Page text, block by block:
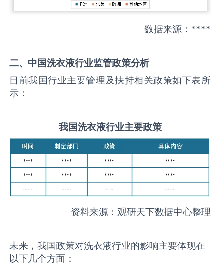
数据来源：****
二、中国洗衣液行业监管政策分析
目前我国行业主要管理及扶持相关政策如下表所
示：
我国洗衣液行业主要政策
资料来源：观研天下数据中心整理
未来，我国政策对洗衣液行业的影响主要体现在
以下几个方面：